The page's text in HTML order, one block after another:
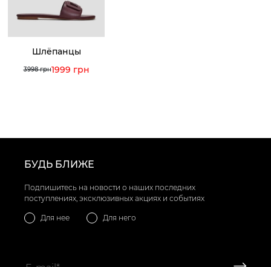
Шлёпанцы
3998 грн1999 грн
БУДЬ БЛИЖЕ
Подпишитесь на новости о наших последних
поступлениях, эксклюзивных акциях и событиях
Для нее Для него